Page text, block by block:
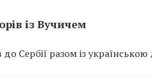
із Вучичем
Сербії разом із українською